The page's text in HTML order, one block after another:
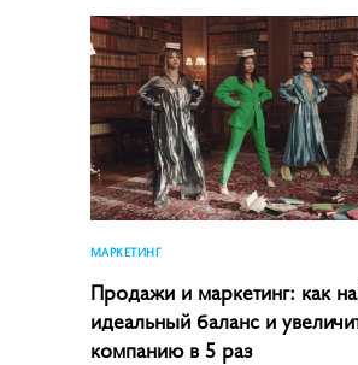
МАРКЕТИНГ
Продажи и маркетинг: как
идеальный баланс и
компанию в 5 раз